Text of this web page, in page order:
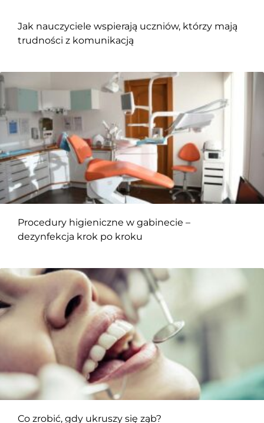
Jak nauczyciele wspierają uczniów, którzy mają
trudności z komunikacją
Procedury higieniczne w gabinecie –
dezynfekcja krok po kroku
Co zrobić, gdy ukruszy się ząb?